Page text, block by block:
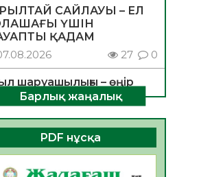
САЙЛАУЫ – ЕЛ
ҮШІН
ҚАДАМ
27 0
шаруашылығы – өңір
негізгі
35 0
БЕЛСЕНДІЛІК –
ДАМУЫНЫҢ НЕГІЗІ
Барлық жаңалық
PDF нұсқа